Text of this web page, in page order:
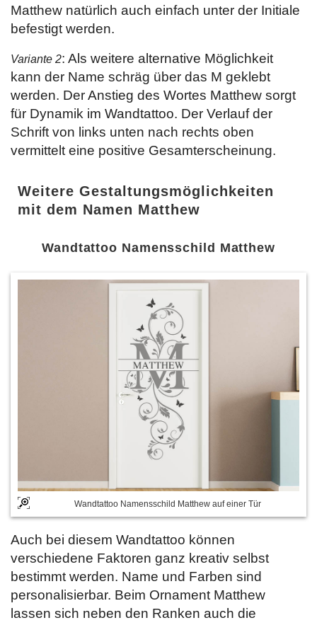
Matthew natürlich auch einfach unter der Initiale
befestigt werden.
Variante 2: Als weitere alternative Möglichkeit
kann der Name schräg über das M geklebt
werden. Der Anstieg des Wortes Matthew sorgt
für Dynamik im Wandtattoo. Der Verlauf der
Schrift von links unten nach rechts oben
vermittelt eine positive Gesamterscheinung.
Weitere Gestaltungsmöglichkeiten
mit dem Namen Matthew
Wandtattoo Namensschild Matthew
Wandtattoo Namensschild Matthew auf einer Tür
Auch bei diesem Wandtattoo können
verschiedene Faktoren ganz kreativ selbst
bestimmt werden. Name und Farben sind
personalisierbar. Beim Ornament Matthew
lassen sich neben den Ranken auch die